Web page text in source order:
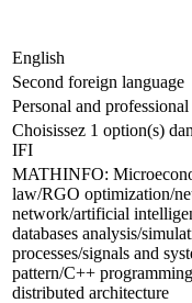
English
Second foreign language
Personal and
Choisissez 1 option(s)
IFI
MATHINFO:
law/RGO optimization/
network/artificial
databases analysis/
processes/signals and
pattern/C++
distributed architecture